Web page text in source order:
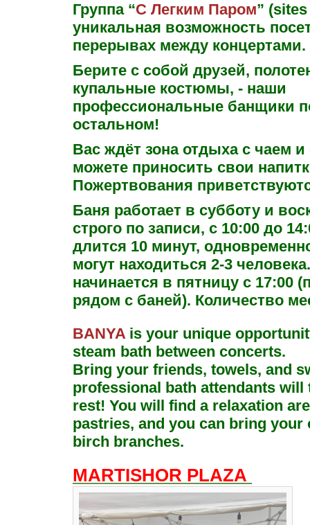
Группа “С Легким Паром”
уникальная возможность
перерывах между концертами.
Берите с собой друзей,
купальные костюмы, - наши
профессиональные банщики
остальном!
Вас ждёт зона отдыха с чаем
можете приносить свои
Пожертвования
Баня работает в субботу и
строго по записи, с 10:00 до
длится 10 минут,
могут находиться 2-3
начинается в пятницу с 17:00
рядом с баней). Количество
BANYAis your unique
steam bath between concerts.
Bring your friends, towels, and
professional bath attendants will
rest! You will find a relaxation
pastries, and you can bring your
birch branches.
MARTISHOR PLAZA